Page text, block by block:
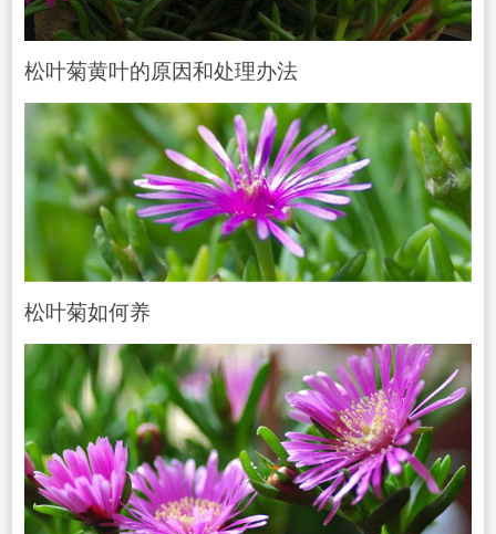
松叶菊黄叶的原因和处理办法
松叶菊如何养